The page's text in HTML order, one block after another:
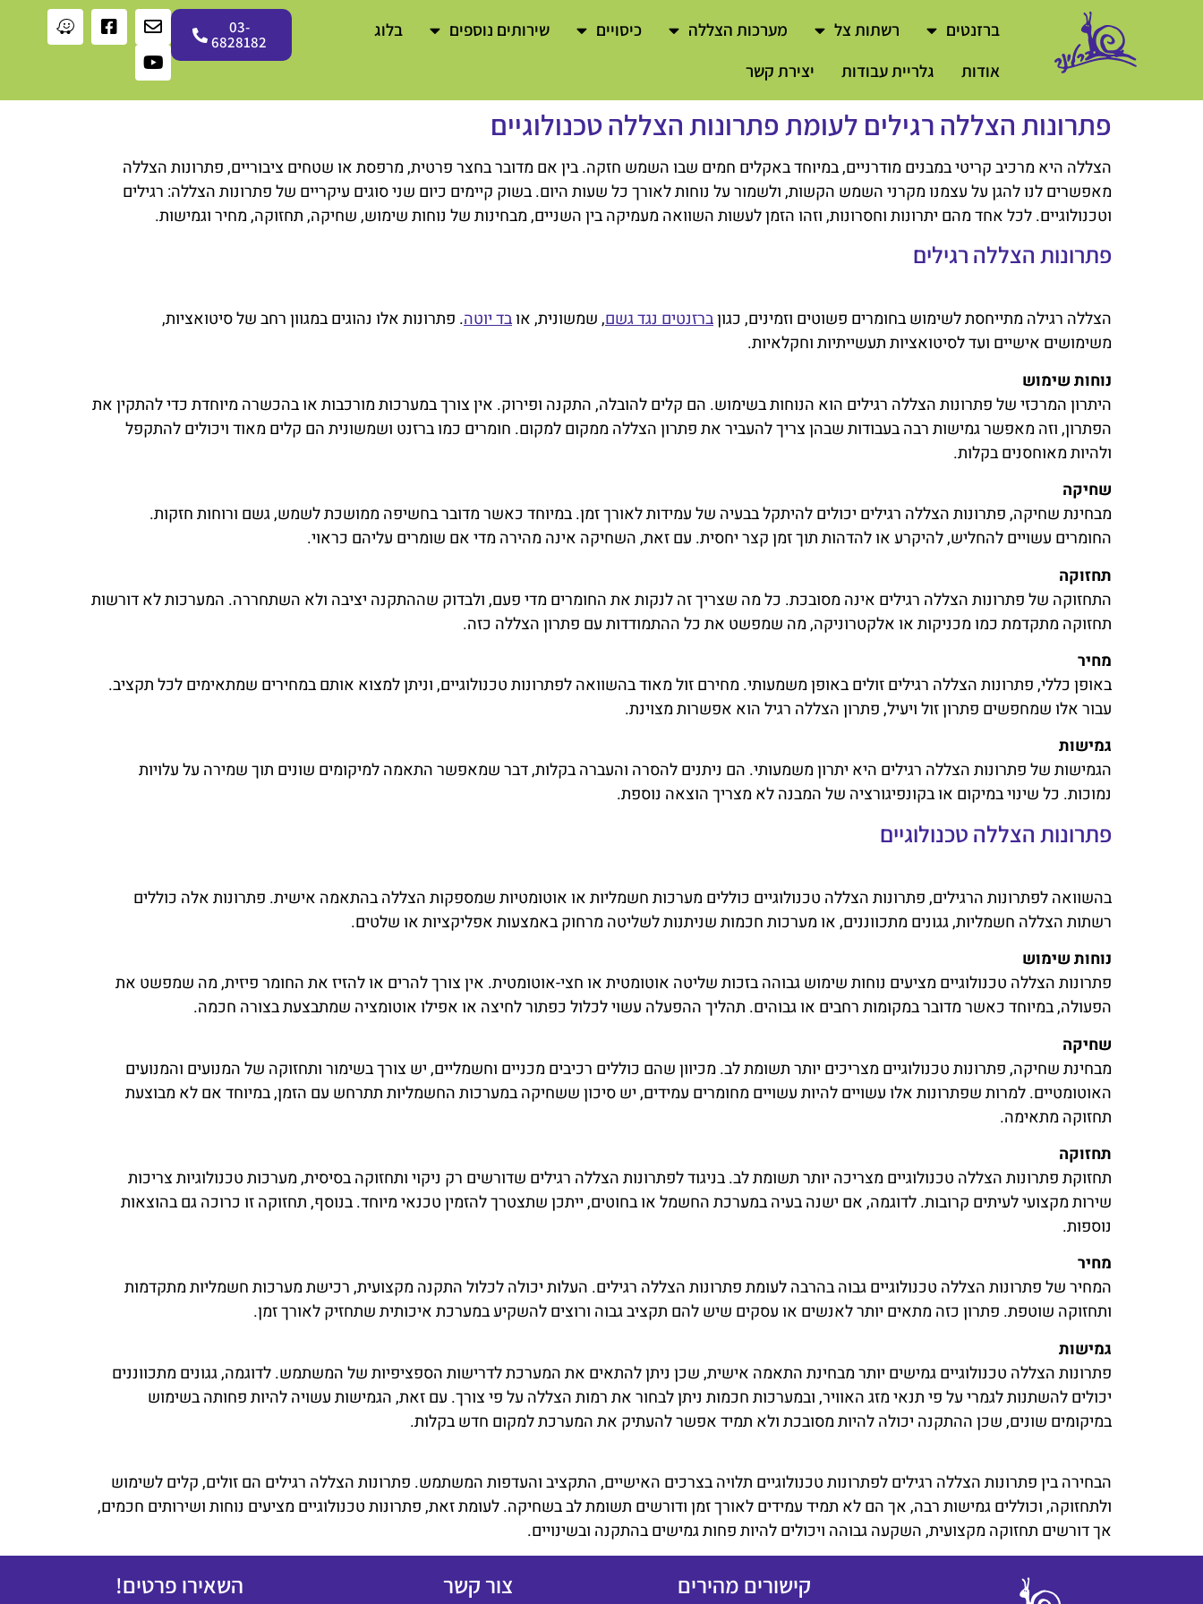
ברזנטים רשתות צל מערכות הצללה כיסויים שירותים נוספים
בלוג
אודות
גלריית עבודות יצירת קשר
03-
6828182
פתרונות הצללה רגילים לעומת פתרונות הצללה טכנולוגיים
הצללה היא מרכיב קריטי במבנים מודרניים, במיוחד באקלים חמים שבו השמש חזקה. בין אם מדובר בחצר פרטית, מרפסת או שטחים ציבוריים, פתרונות הצללה
מאפשרים לנו להגן על עצמנו מקרני השמש הקשות, ולשמור על נוחות לאורך כל שעות היום. בשוק קיימים כיום שני סוגים עיקריים של פתרונות הצללה: רגילים
וטכנולוגיים. לכל אחד מהם יתרונות וחסרונות, וזהו הזמן לעשות השוואה מעמיקה בין השניים, מבחינות של נוחות שימוש, שחיקה, תחזוקה, מחיר וגמישות.
פתרונות הצללה רגילים
הצללה רגילה מתייחסת לשימוש בחומרים פשוטים וזמינים, כגוןברזנטים נגד גשם, שמשונית, אובד יוטה. פתרונות אלו נהוגים במגוון רחב של סיטואציות,
משימושים אישיים ועד לסיטואציות תעשייתיות וחקלאיות.
נוחות שימוש
היתרון המרכזי של פתרונות הצללה רגילים הוא הנוחות בשימוש. הם קלים להובלה, התקנה ופירוק. אין צורך במערכות מורכבות או בהכשרה מיוחדת כדי להתקין את
הפתרון, וזה מאפשר גמישות רבה בעבודות שבהן צריך להעביר את פתרון הצללה ממקום למקום. חומרים כמו ברזנט ושמשונית הם קלים מאוד ויכולים להתקפל
ולהיות מאוחסנים בקלות.
שחיקה
מבחינת שחיקה, פתרונות הצללה רגילים יכולים להיתקל בבעיה של עמידות לאורך זמן. במיוחד כאשר מדובר בחשיפה ממושכת לשמש, גשם ורוחות חזקות.
החומרים עשויים להחליש, להיקרע או להדהות תוך זמן קצר יחסית. עם זאת, השחיקה אינה מהירה מדי אם שומרים עליהם כראוי.
תחזוקה
התחזוקה של פתרונות הצללה רגילים אינה מסובכת. כל מה שצריך זה לנקות את החומרים מדי פעם, ולבדוק שההתקנה יציבה ולא השתחררה. המערכות לא דורשות
תחזוקה מתקדמת כמו מכניקות או אלקטרוניקה, מה שמפשט את כל ההתמודדות עם פתרון הצללה כזה.
מחיר
באופן כללי, פתרונות הצללה רגילים זולים באופן משמעותי. מחירם זול מאוד בהשוואה לפתרונות טכנולוגיים, וניתן למצוא אותם במחירים שמתאימים לכל תקציב.
עבור אלו שמחפשים פתרון זול ויעיל, פתרון הצללה רגיל הוא אפשרות מצוינת.
גמישות
הגמישות של פתרונות הצללה רגילים היא יתרון משמעותי. הם ניתנים להסרה והעברה בקלות, דבר שמאפשר התאמה למיקומים שונים תוך שמירה על עלויות
נמוכות. כל שינוי במיקום או בקונפיגורציה של המבנה לא מצריך הוצאה נוספת.
פתרונות הצללה טכנולוגיים
בהשוואה לפתרונות הרגילים, פתרונות הצללה טכנולוגיים כוללים מערכות חשמליות או אוטומטיות שמספקות הצללה בהתאמה אישית. פתרונות אלה כוללים
רשתות הצללה חשמליות, גגונים מתכווננים, או מערכות חכמות שניתנות לשליטה מרחוק באמצעות אפליקציות או שלטים.
נוחות שימוש
פתרונות הצללה טכנולוגיים מציעים נוחות שימוש גבוהה בזכות שליטה אוטומטית או חצי-אוטומטית. אין צורך להרים או להזיז את החומר פיזית, מה שמפשט את
הפעולה, במיוחד כאשר מדובר במקומות רחבים או גבוהים. תהליך ההפעלה עשוי לכלול כפתור לחיצה או אפילו אוטומציה שמתבצעת בצורה חכמה.
שחיקה
מבחינת שחיקה, פתרונות טכנולוגיים מצריכים יותר תשומת לב. מכיוון שהם כוללים רכיבים מכניים וחשמליים, יש צורך בשימור ותחזוקה של המנועים והמנועים
האוטומטיים. למרות שפתרונות אלו עשויים להיות עשויים מחומרים עמידים, יש סיכון ששחיקה במערכות החשמליות תתרחש עם הזמן, במיוחד אם לא מבוצעת
תחזוקה מתאימה.
תחזוקה
תחזוקת פתרונות הצללה טכנולוגיים מצריכה יותר תשומת לב. בניגוד לפתרונות הצללה רגילים שדורשים רק ניקוי ותחזוקה בסיסית, מערכות טכנולוגיות צריכות
שירות מקצועי לעיתים קרובות. לדוגמה, אם ישנה בעיה במערכת החשמל או בחוטים, ייתכן שתצטרך להזמין טכנאי מיוחד. בנוסף, תחזוקה זו כרוכה גם בהוצאות
נוספות.
מחיר
המחיר של פתרונות הצללה טכנולוגיים גבוה בהרבה לעומת פתרונות הצללה רגילים. העלות יכולה לכלול התקנה מקצועית, רכישת מערכות חשמליות מתקדמות
ותחזוקה שוטפת. פתרון כזה מתאים יותר לאנשים או עסקים שיש להם תקציב גבוה ורוצים להשקיע במערכת איכותית שתחזיק לאורך זמן.
גמישות
פתרונות הצללה טכנולוגיים גמישים יותר מבחינת התאמה אישית, שכן ניתן להתאים את המערכת לדרישות הספציפיות של המשתמש. לדוגמה, גגונים מתכווננים
יכולים להשתנות לגמרי על פי תנאי מזג האוויר, ובמערכות חכמות ניתן לבחור את רמות הצללה על פי צורך. עם זאת, הגמישות עשויה להיות פחותה בשימוש
במיקומים שונים, שכן ההתקנה יכולה להיות מסובכת ולא תמיד אפשר להעתיק את המערכת למקום חדש בקלות.
הבחירה בין פתרונות הצללה רגילים לפתרונות טכנולוגיים תלויה בצרכים האישיים, התקציב והעדפות המשתמש. פתרונות הצללה רגילים הם זולים, קלים לשימוש
ולתחזוקה, וכוללים גמישות רבה, אך הם לא תמיד עמידים לאורך זמן ודורשים תשומת לב בשחיקה. לעומת זאת, פתרונות טכנולוגיים מציעים נוחות ושירותים חכמים,
אך דורשים תחזוקה מקצועית, השקעה גבוהה ויכולים להיות פחות גמישים בהתקנה ובשינויים.
קישורים מהירים צור קשר השאירו פרטים!